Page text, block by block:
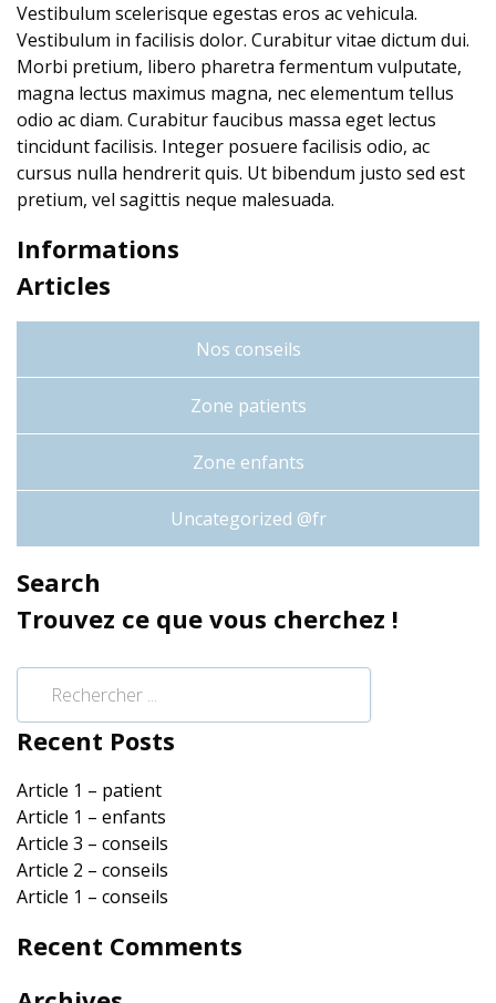
Vestibulum scelerisque egestas eros ac vehicula.
Vestibulum in facilisis dolor. Curabitur vitae dictum dui.
Morbi pretium, libero pharetra fermentum vulputate,
magna lectus maximus magna, nec elementum tellus
odio ac diam. Curabitur faucibus massa eget lectus
tincidunt facilisis. Integer posuere facilisis odio, ac
cursus nulla hendrerit quis. Ut bibendum justo sed est
pretium, vel sagittis neque malesuada.
Informations
Articles
Nos conseils
Zone patients
Zone enfants
Uncategorized @fr
Search
Trouvez ce que vous cherchez !
Recent Posts
Article 1 – patient
Article 1 – enfants
Article 3 – conseils
Article 2 – conseils
Article 1 – conseils
Recent Comments